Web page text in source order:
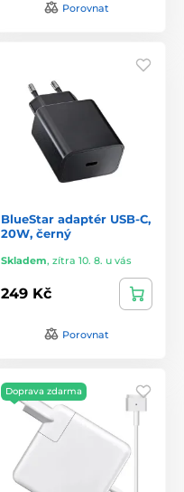
Porovnat
BlueStar adaptér USB-C,
20W, černý
Skladem, zítra 10. 8. u vás
249 Kč
Porovnat
Doprava zdarma